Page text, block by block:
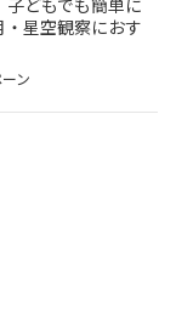
・星空観察におす
ン